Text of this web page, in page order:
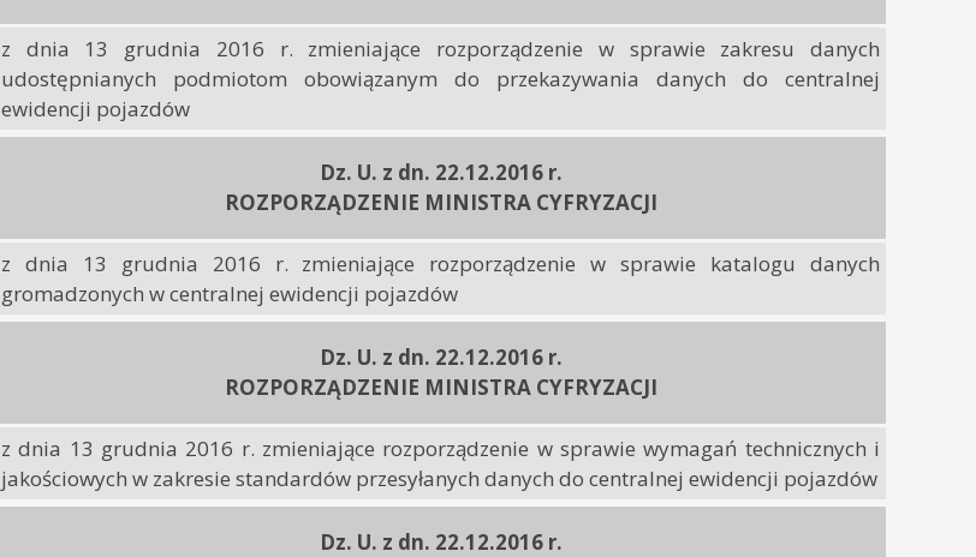
z dnia 13 grudnia 2016 r. zmieniające rozporządzenie w sprawie zakresu danych
udostępnianych podmiotom obowiązanym do przekazywania danych do centralnej
ewidencji pojazdów
Dz. U. z dn. 22.12.2016 r.
ROZPORZĄDZENIE MINISTRA CYFRYZACJI
z dnia 13 grudnia 2016 r. zmieniające rozporządzenie w sprawie katalogu danych
gromadzonych w centralnej ewidencji pojazdów
Dz. U. z dn. 22.12.2016 r.
ROZPORZĄDZENIE MINISTRA CYFRYZACJI
z dnia 13 grudnia 2016 r. zmieniające rozporządzenie w sprawie wymagań technicznych i
jakościowych w zakresie standardów przesyłanych danych do centralnej ewidencji pojazdów
Dz. U. z dn. 22.12.2016 r.